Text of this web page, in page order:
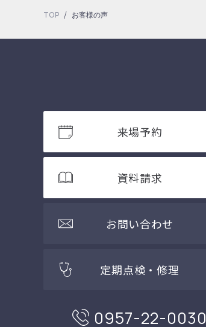
TOP / お客様の声
来場予約
資料請求
お問い合わせ
定期点検・修理
0957-22-0030